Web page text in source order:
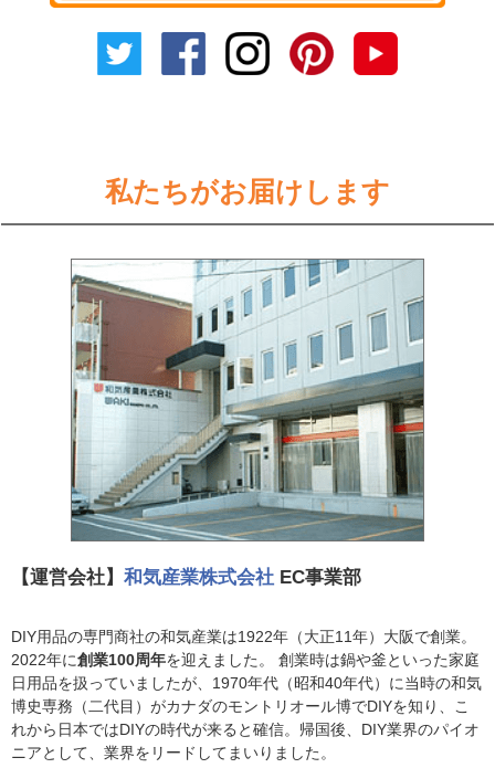
私たちがお届けします
【運営会社】 和気産業株式会社 EC事業部
DIY用品の専門商社の和気産業は1922年（大正11年）大阪で創業。
2022年に創業100周年を迎えました。 創業時は鍋や釜といった家庭
日用品を扱っていましたが、1970年代（昭和40年代）に当時の和気
博史専務（二代目）がカナダのモントリオール博でDIYを知り、こ
れから日本ではDIYの時代が来ると確信。帰国後、DIY業界のパイオ
ニアとして、業界をリードしてまいりました。